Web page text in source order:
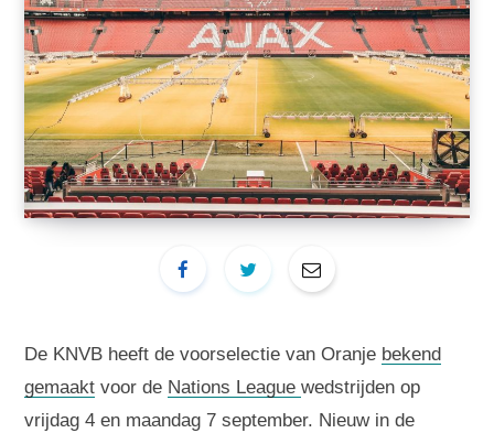
De KNVB heeft de voorselectie van Oranje bekend
gemaakt voor de Nations League wedstrijden op
vrijdag 4 en maandag 7 september. Nieuw in de